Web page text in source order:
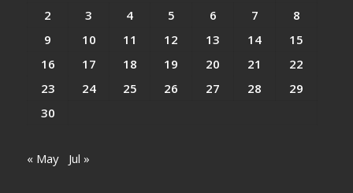
2
3 4 5 6 7
8
9
10 11 12 13 14
15
16
17 18 19 20 21
22
23
24 25 26 27 28
29
30
« May Jul »